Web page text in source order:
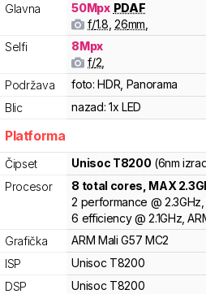
Glavna
50Mpx PDAF
f/1.8 26mm
Selfi
8Mpx
f/2
Podržava
foto: HDR, Panorama
Blic
nazad: 1x LED
Platforma
Čipset Unisoc T8200 (6nm
Procesor
8 total cores , MAX 2.3
2 performance @ 2.3
6 efficiency @ 2.1GHz,
Grafička
ARM Mali G57 MC2
ISP
Unisoc T8200
DSP
Unisoc T8200